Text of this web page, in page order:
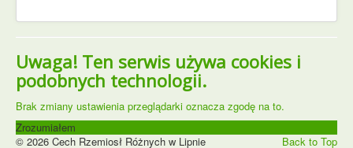
Uwaga! Ten serwis używa cookies i
podobnych technologii.
Brak zmiany ustawienia przeglądarki oznacza zgodę na to.
Zrozumiałem
Back to Top
© 2026 Cech Rzemiosł Różnych w Lipnie